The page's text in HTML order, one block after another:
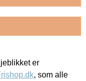
er
, som alle